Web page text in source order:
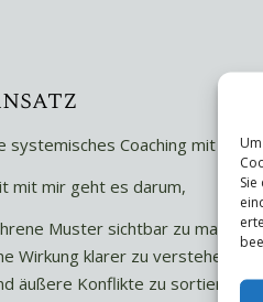
systemisches Coaching mit
mit mir geht es darum,
Muster sichtbar zu machen
Wirkung klarer zu verstehen
äußere Konflikte zu sortieren